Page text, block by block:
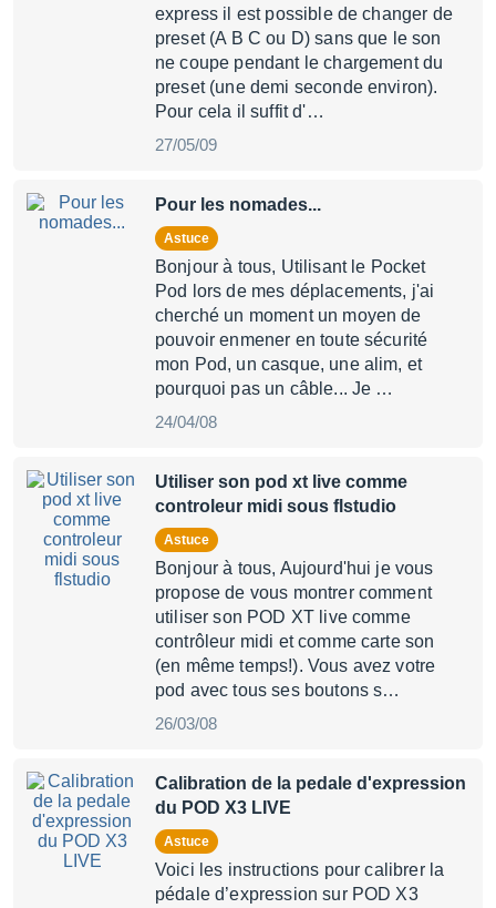
express il est possible de changer de
preset (A B C ou D) sans que le son
ne coupe pendant le chargement du
preset (une demi seconde environ).
Pour cela il suffit d'…
27/05/09
Pour les nomades...
Astuce
Bonjour à tous, Utilisant le Pocket
Pod lors de mes déplacements, j'ai
cherché un moment un moyen de
pouvoir enmener en toute sécurité
mon Pod, un casque, une alim, et
pourquoi pas un câble... Je …
24/04/08
Utiliser son pod xt live comme
controleur midi sous flstudio
Astuce
Bonjour à tous, Aujourd'hui je vous
propose de vous montrer comment
utiliser son POD XT live comme
contrôleur midi et comme carte son
(en même temps!). Vous avez votre
pod avec tous ses boutons s…
26/03/08
Calibration de la pedale d'expression
du POD X3 LIVE
Astuce
Voici les instructions pour calibrer la
pédale d’expression sur POD X3